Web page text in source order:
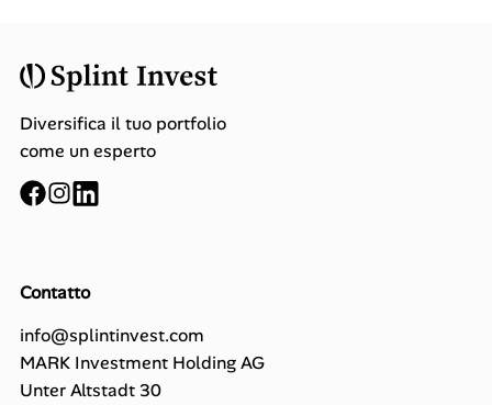
Diversifica il tuo portfolio
come un esperto
Contatto
info@splintinvest.com
MARK Investment Holding AG
Unter Altstadt 30